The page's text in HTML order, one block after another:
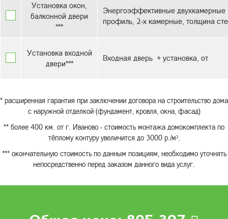
Установка окон,
балконной двери
***
Энергоэффективные
профиль, 2-х камерные, толщина
Установка входной
двери***
Входная дверь + установка, от
* расширенная гарантия при заключении договора на строительство дома
с наружной отделкой (фундамент, кровля, окна, фасад)
** более 400 км. от г. Иваново - стоимость монтажа домокомплекта по
тёплому контуру увеличится до 3000 р./м².
*** окончательную стоимость по данным позициям, необходимо уточнять
непосредственно перед заказом данного вида услуг.